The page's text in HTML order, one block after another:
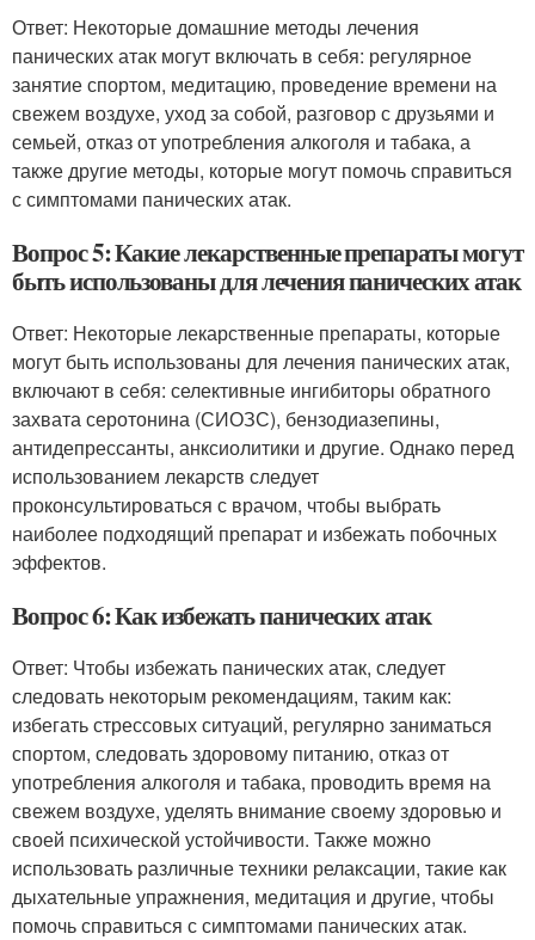
Ответ: Некоторые домашние методы лечения
панических атак могут включать в себя: регулярное
занятие спортом, медитацию, проведение времени на
свежем воздухе, уход за собой, разговор с друзьями и
семьей, отказ от употребления алкоголя и табака, а
также другие методы, которые могут помочь справиться
с симптомами панических атак.
Вопрос 5: Какие лекарственные препараты могут
быть использованы для лечения панических атак
Ответ: Некоторые лекарственные препараты, которые
могут быть использованы для лечения панических атак,
включают в себя: селективные ингибиторы обратного
захвата серотонина (СИОЗС), бензодиазепины,
антидепрессанты, анксиолитики и другие. Однако перед
использованием лекарств следует
проконсультироваться с врачом, чтобы выбрать
наиболее подходящий препарат и избежать побочных
эффектов.
Вопрос 6: Как избежать панических атак
Ответ: Чтобы избежать панических атак, следует
следовать некоторым рекомендациям, таким как:
избегать стрессовых ситуаций, регулярно заниматься
спортом, следовать здоровому питанию, отказ от
употребления алкоголя и табака, проводить время на
свежем воздухе, уделять внимание своему здоровью и
своей психической устойчивости. Также можно
использовать различные техники релаксации, такие как
дыхательные упражнения, медитация и другие, чтобы
помочь справиться с симптомами панических атак.